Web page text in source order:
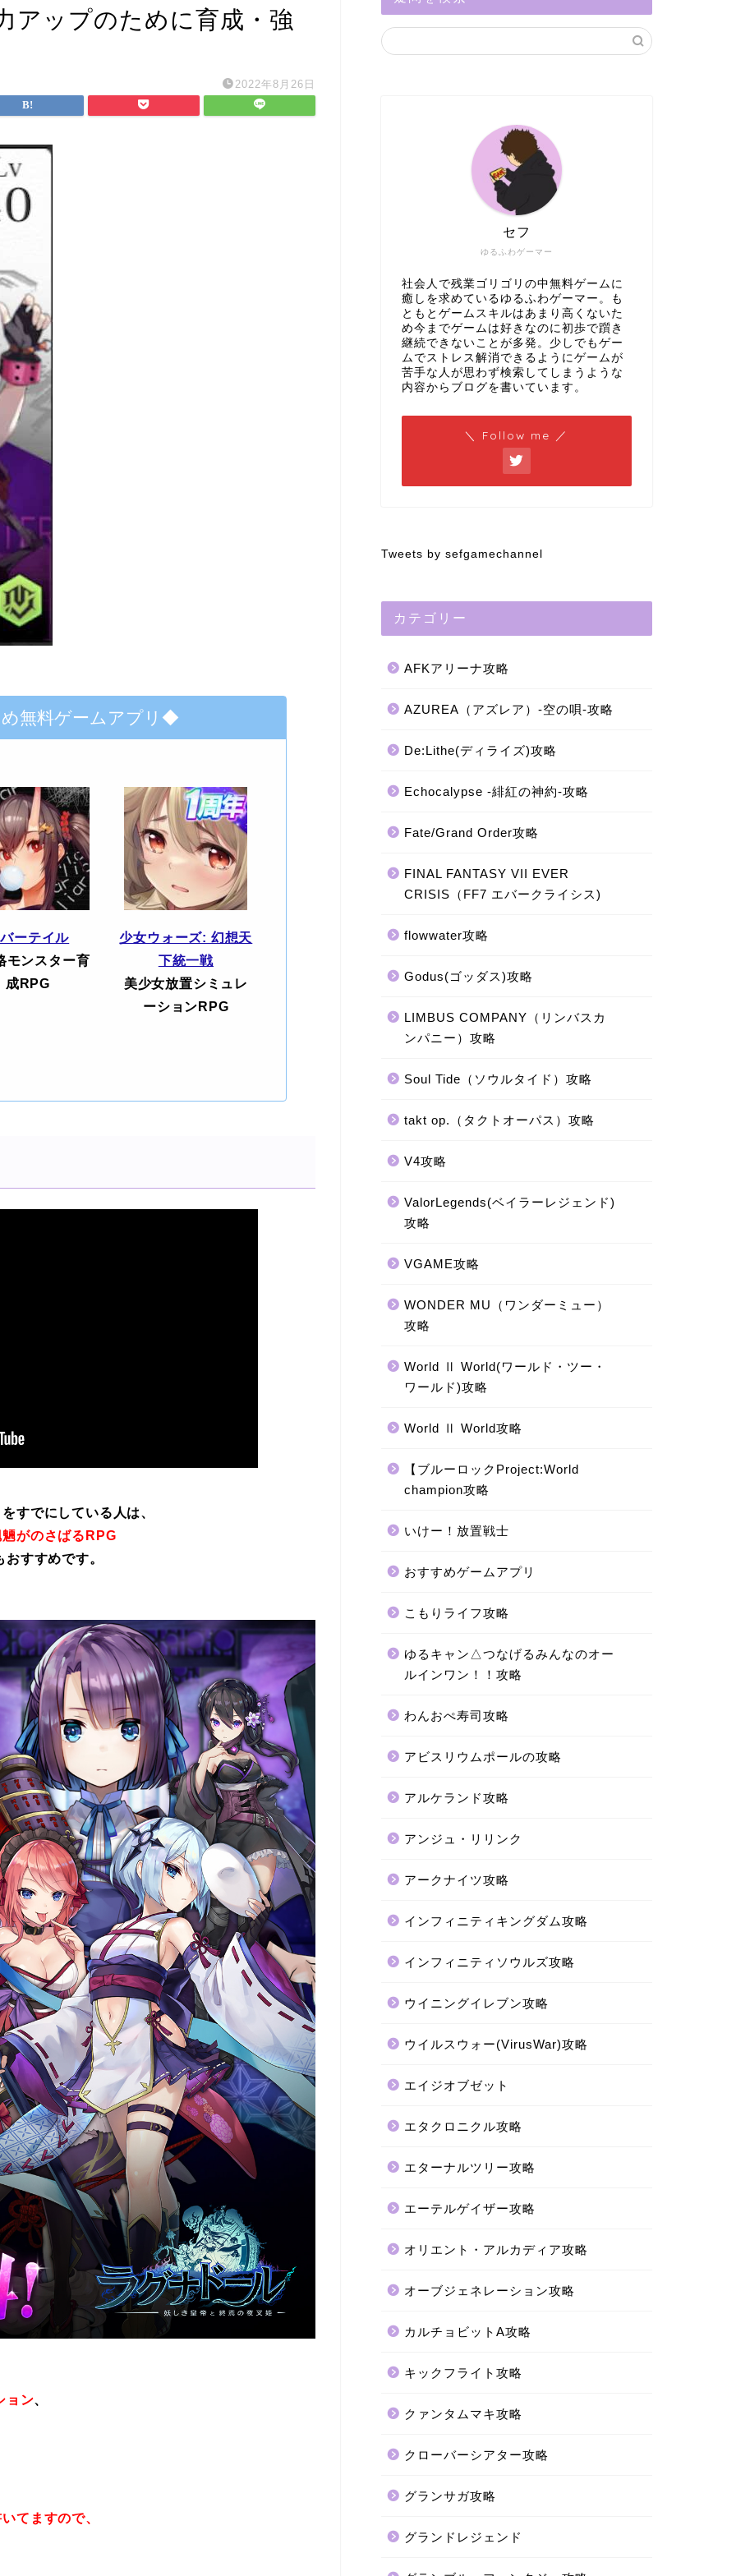
アップのために育成・強
2022年8月26日
無料ゲームアプリ◆
ーテイル
モンスター育
成RPG
少女ウォーズ: 幻想天
下統一戦
美少女放置シミュレ
ーションRPG
すでにしている人は、
がのさばるRPG
おすすめです。
ョン、
てますので、
ゆるふわゲーマー
セフ
社会人で残業ゴリゴリの中無料ゲームに
癒しを求めているゆるふわゲーマー。も
ともとゲームスキルはあまり高くないた
め今までゲームは好きなのに初歩で躓き
継続できないことが多発。少しでもゲー
ムでストレス解消できるようにゲームが
苦手な人が思わず検索してしまうような
内容からブログを書いています。
＼ Follow me ／
Tweets by sefgamechannel
カテゴリー
AFKアリーナ攻略
AZUREA（アズレア）-空の唄-攻略
De:Lithe(ディライズ)攻略
Echocalypse -緋紅の神約-攻略
Fate/Grand Order攻略
FINAL FANTASY VII EVER
CRISIS（FF7 エバークライシス)
flowwater攻略
Godus(ゴッダス)攻略
LIMBUS COMPANY（リンバスカ
ンパニー）攻略
Soul Tide（ソウルタイド）攻略
takt op.（タクトオーパス）攻略
V4攻略
ValorLegends(ベイラーレジェンド)
攻略
VGAME攻略
WONDER MU（ワンダーミュー）
攻略
World Ⅱ World(ワールド・ツー・
ワールド)攻略
World Ⅱ World攻略
【ブルーロックProject:World
champion攻略
いけー！放置戦士
おすすめゲームアプリ
こもりライフ攻略
ゆるキャン△つなげるみんなのオー
ルインワン！！攻略
わんおぺ寿司攻略
アビスリウムポールの攻略
アルケランド攻略
アンジュ・リリンク
アークナイツ攻略
インフィニティキングダム攻略
インフィニティソウルズ攻略
ウイニングイレブン攻略
ウイルスウォー(VirusWar)攻略
エイジオブゼット
エタクロニクル攻略
エターナルツリー攻略
エーテルゲイザー攻略
オリエント・アルカディア攻略
オーブジェネレーション攻略
カルチョビットA攻略
キックフライト攻略
クァンタムマキ攻略
クローバーシアター攻略
グランサガ攻略
グランドレジェンド